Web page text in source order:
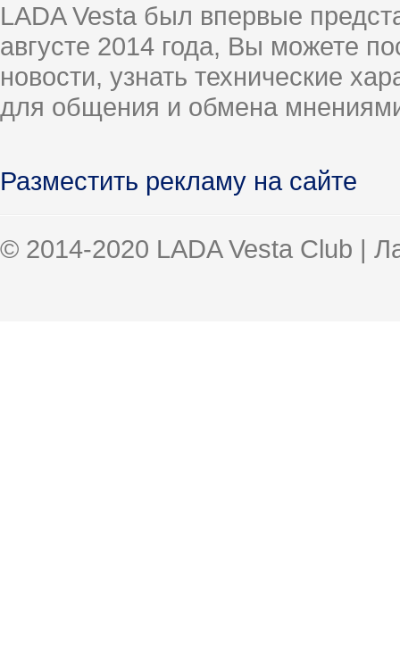
LADA Vesta был впервые
августе 2014 года, Вы можете
новости, узнать технические
для общения и обмена
Разместить рекламу на сайте
© 2014-2020 LADA Vesta Club |